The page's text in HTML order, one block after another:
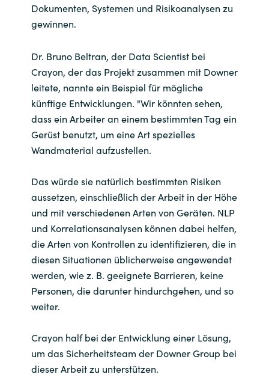
Dokumenten, Systemen und Risikoanalysen zu
gewinnen.
Dr. Bruno Beltran, der Data Scientist bei
Crayon, der das Projekt zusammen mit Downer
leitete, nannte ein Beispiel für mögliche
künftige Entwicklungen. "Wir könnten sehen,
dass ein Arbeiter an einem bestimmten Tag ein
Gerüst benutzt, um eine Art spezielles
Wandmaterial aufzustellen.
Das würde sie natürlich bestimmten Risiken
aussetzen, einschließlich der Arbeit in der Höhe
und mit verschiedenen Arten von Geräten. NLP
und Korrelationsanalysen können dabei helfen,
die Arten von Kontrollen zu identifizieren, die in
diesen Situationen üblicherweise angewendet
werden, wie z. B. geeignete Barrieren, keine
Personen, die darunter hindurchgehen, und so
weiter.
Crayon half bei der Entwicklung einer Lösung,
um das Sicherheitsteam der Downer Group bei
dieser Arbeit zu unterstützen.